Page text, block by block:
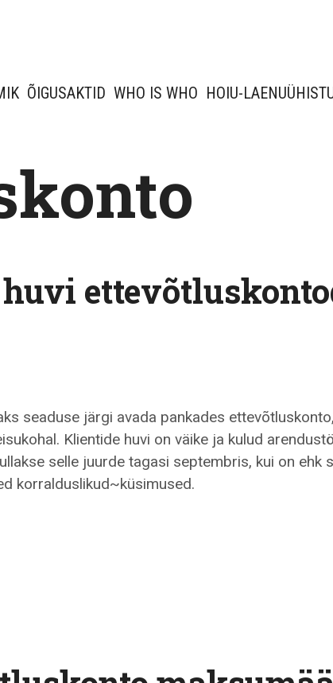
ÕIGUSAKTID WHO IS WHO HOIU-
seaduse järgi avada pankades
Klientide huvi on väike ja kulud
selle juurde tagasi septembris, kui on ehk
korralduslikud~küsimused.